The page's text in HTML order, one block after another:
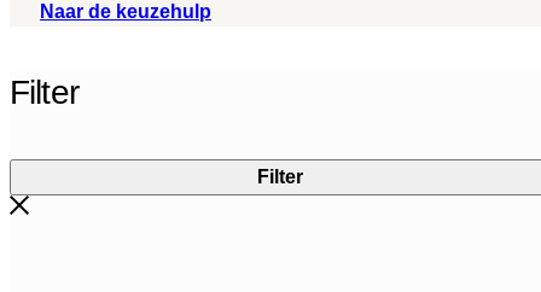
Naar de keuzehulp
Filter
Filter